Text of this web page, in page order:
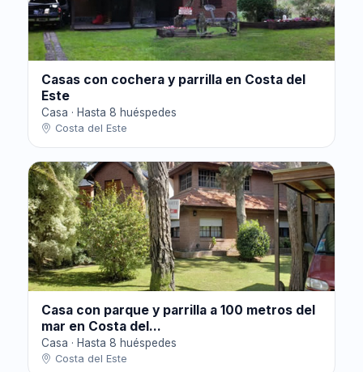
Casas con cochera y parrilla en Costa del
Este
Casa · Hasta 8 huéspedes
Costa del Este
Casa con parque y parrilla a 100 metros del
mar en Costa del...
Casa · Hasta 8 huéspedes
Costa del Este